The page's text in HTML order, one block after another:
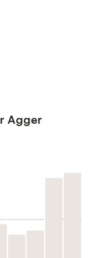
Agger